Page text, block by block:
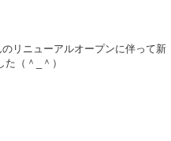
リニューアルオープンに伴って新
（＾_＾）